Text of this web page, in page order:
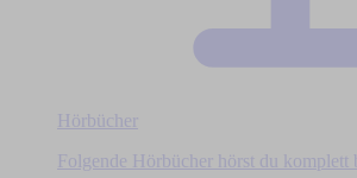
Hörbücher
Folgende Hörbücher hörst du komplett